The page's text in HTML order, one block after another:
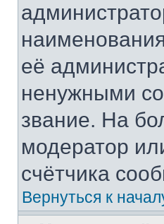
её
ненужными
звание. На
модератор
счётчика
Вернуться к